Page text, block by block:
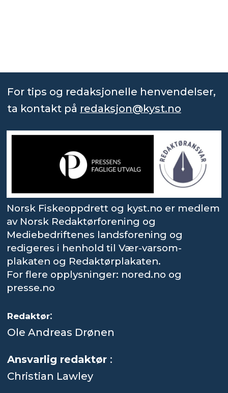
For tips og redaksjonelle henvendelser,
ta kontakt på redaksjon@kyst.no
Norsk Fiskeoppdrett og kyst.no er medlem
av Norsk Redaktørforening og
Mediebedriftenes landsforening og
redigeres i henhold til Vær-varsom-
plakaten og Redaktørplakaten.
For flere opplysninger: nored.no og
presse.no
Redaktør:
Ole Andreas Drønen
Ansvarlig redaktør :
Christian Lawley